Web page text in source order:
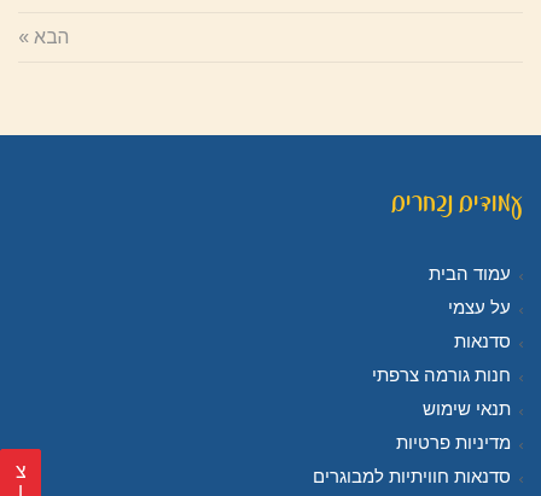
הבא »
עמודים נבחרים
עמוד הבית
על עצמי
סדנאות
חנות גורמה צרפתי
תנאי שימוש
מדיניות פרטיות
סדנאות חוויתיות למבוגרים
צ